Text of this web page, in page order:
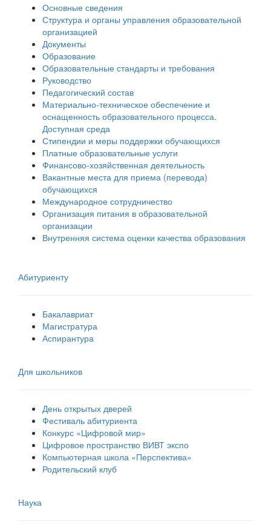
Основные сведения
Структура и органы управления образовательной
организацией
Документы
Образование
Образовательные стандарты и требования
Руководство
Педагогический состав
Материально-техническое обеспечение и
оснащенность образовательного процесса.
Доступная среда
Стипендии и меры поддержки обучающихся
Платные образовательные услуги
Финансово-хозяйственная деятельность
Вакантные места для приема (перевода)
обучающихся
Международное сотрудничество
Организация питания в образовательной
организации
Внутренняя система оценки качества образования
Абитуриенту
Бакалавриат
Магистратура
Аспирантура
Для школьников
День открытых дверей
Фестиваль абитуриента
Конкурс «Цифровой мир»
Цифровое пространство ВИВТ экспо
Компьютерная школа «Перспектива»
Родительский клуб
Наука